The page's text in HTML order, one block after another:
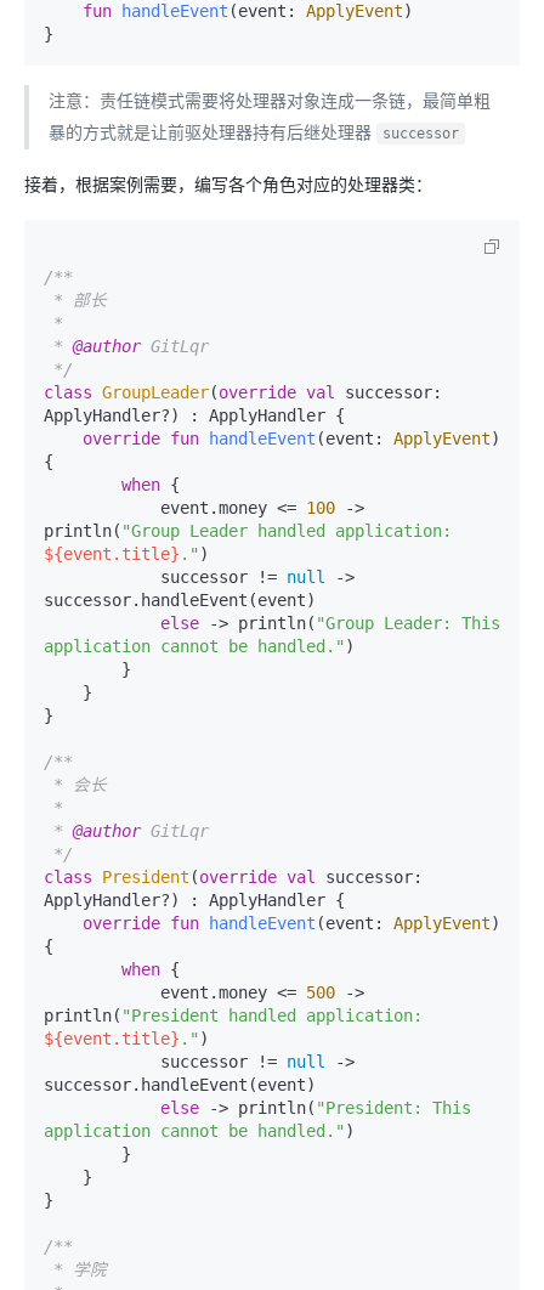
fun
handleEvent (event: ApplyEvent)
注意：责任链模式需要将处理器对象连成一条链，最简单粗
暴的方式就是让前驱处理器持有后继处理器
successor
接着，根据案例需要，编写各个角色对应的处理器类：
/**
* @author GitLqr
*/
class GroupLeader(override val
successor:
ApplyHandler?) : ApplyHandler {
override fun handleEvent (event: ApplyEvent)
{
when {
            event.money <=
100 ->
println(
${event.title} ." )
            successor !=
null
->
successor.handleEvent(event)
else -> println( "Group Leader: This
application cannot be handled." )
}
/**
* @author GitLqr
*/
class
President (override val
successor:
ApplyHandler?) : ApplyHandler {
override fun handleEvent (event: ApplyEvent)
{
when {
            event.money <=
500 ->
println(
${event.title} ." )
            successor !=
null
->
successor.handleEvent(event)
else -> println( "President: This
application cannot be handled." )
}
/**